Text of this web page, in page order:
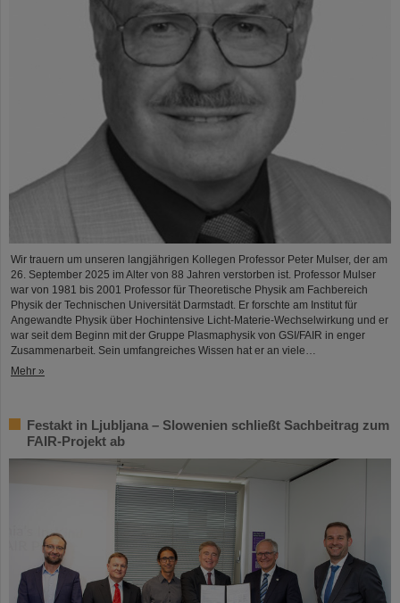
Wir trauern um unseren langjährigen Kollegen Professor Peter Mulser, der am
26. September 2025 im Alter von 88 Jahren verstorben ist. Professor Mulser
war von 1981 bis 2001 Professor für Theoretische Physik am Fachbereich
Physik der Technischen Universität Darmstadt. Er forschte am Institut für
Angewandte Physik über Hochintensive Licht-Materie-Wechselwirkung und er
war seit dem Beginn mit der Gruppe Plasmaphysik von GSI/FAIR in enger
Zusammenarbeit. Sein umfangreiches Wissen hat er an viele…
Mehr »
Festakt in Ljubljana – Slowenien schließt Sachbeitrag zum
FAIR-Projekt ab